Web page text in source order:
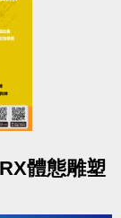
體態雕塑